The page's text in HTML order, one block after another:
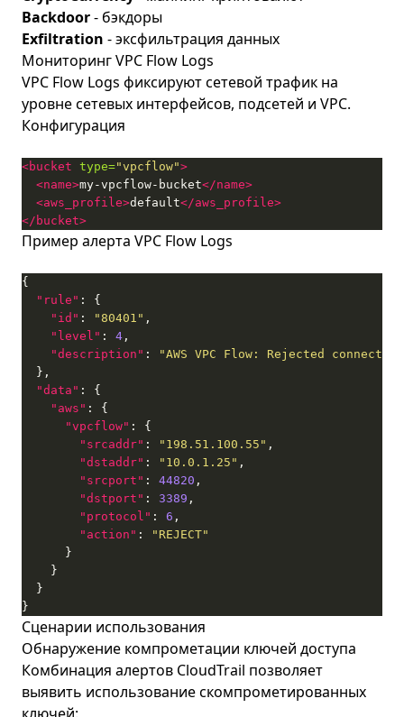
Backdoor- бэкдоры
Exfiltration - эксфильтрация данных
Мониторинг VPC Flow Logs
VPC Flow Logs фиксируют сетевой трафик на
уровне сетевых интерфейсов, подсетей и VPC.
Конфигурация
<bucket type="vpcflow">
<name>my-vpcflow-bucket</name>
<aws_profile>default</aws_profile>
</bucket>
Пример алерта VPC Flow Logs
"rule"
"id" : "80401"
"level" : 4
"description" :
"AWS VPC Flow: Rejected
"data"
"aws"
"vpcflow"
"srcaddr" : "198.51.100.55"
"dstaddr" : "10.0.1.25"
"srcport" : 44820
"dstport" : 3389
"protocol" : 6
"action" :
"REJECT"
}
Сценарии использования
Обнаружение компрометации ключей доступа
Комбинация алертов CloudTrail позволяет
выявить использование скомпрометированных